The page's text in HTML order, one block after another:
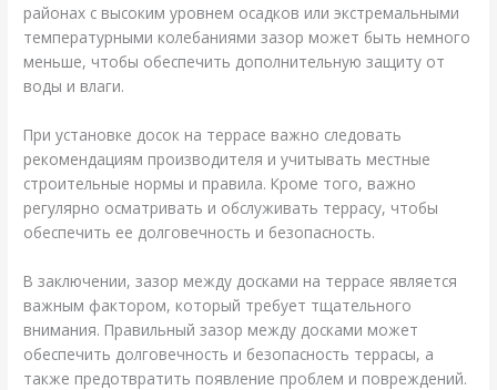
районах с высоким уровнем осадков или экстремальными
температурными колебаниями зазор может быть немного
меньше, чтобы обеспечить дополнительную защиту от
воды и влаги.
При установке досок на террасе важно следовать
рекомендациям производителя и учитывать местные
строительные нормы и правила. Кроме того, важно
регулярно осматривать и обслуживать террасу, чтобы
обеспечить ее долговечность и безопасность.
В заключении, зазор между досками на террасе является
важным фактором, который требует тщательного
внимания. Правильный зазор между досками может
обеспечить долговечность и безопасность террасы, а
также предотвратить появление проблем и повреждений.